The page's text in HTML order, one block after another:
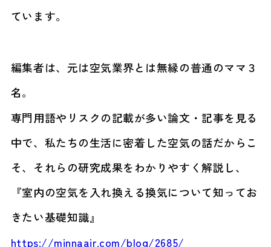
ています。
編集者は、元は空気業界とは無縁の普通のママ３
名。
専門用語やリスクの記載が多い論文・記事を見る
中で、私たちの生活に密着した空気の話だからこ
そ、それらの研究成果をわかりやすく解説し、
『室内の空気を入れ換える換気について知ってお
きたい基礎知識』
https://minnaair.com/blog/2685/